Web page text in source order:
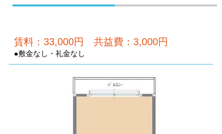
賃料：33,000円 共益費：3,000円
●敷金なし・礼金なし